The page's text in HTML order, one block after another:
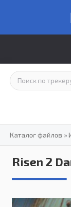
Каталог файлов »
Risen 2